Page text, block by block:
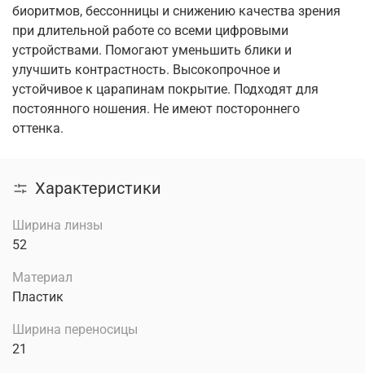
биоритмов, бессонницы и снижению качества зрения
при длительной работе со всеми цифровыми
устройствами. Помогают уменьшить блики и
улучшить контрастность. Высокопрочное и
устойчивое к царапинам покрытие. Подходят для
постоянного ношения. Не имеют постороннего
оттенка.
Характеристики
Ширина линзы
52
Материал
Пластик
Ширина переносицы
21